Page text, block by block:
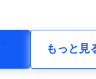
もっと見